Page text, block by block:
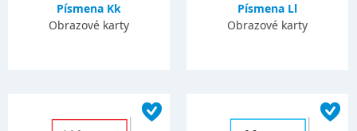
Písmena Kk
Obrazové karty
Písmena Ll
Obrazové karty